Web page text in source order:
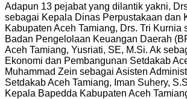
Adapun 13 pejabat yang dilantik yakni,
sebagai Kepala Dinas Perpustakaan dan
Kabupaten Aceh Tamiang, Drs. Tri Kurnia
Badan Pengelolaan Keuangan Daerah
Aceh Tamiang, Yusriati, SE, M.Si. Ak
Ekonomi dan Pembangunan Setdakab
Muhammad Zein sebagai Asisten
Setdakab Aceh Tamiang, Iman Suhery,
Kepala Bapedda Kabupaten Aceh